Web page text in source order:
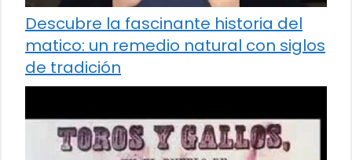
Descubre la fascinante historia del
matico: un remedio natural con siglos
de tradición